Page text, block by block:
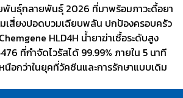
พันธุ์กลายพันธุ์ 2026 ที่มาพร้อมภาวะดื้อยา
เสี่ยงปอดบวมเฉียบพลัน ปกป้องครอบครัว
HLD4H น้ำยาฆ่าเชื้อระดับสูง
ที่กำจัดไวรัสได้ 99.99% ภายใน 5 นาที
อกว่าในยุคที่วัคซีนและการรักษาแบบเดิม